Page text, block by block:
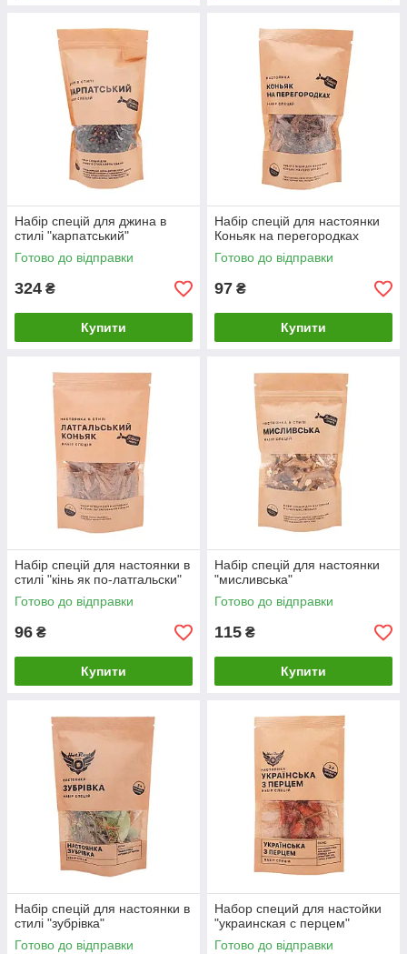
Набір спецій для джина в
стилі "карпатський"
Готово до відправки
324 ₴
Купити
Набір спецій для настоянки
Коньяк на перегородках
Готово до відправки
97 ₴
Купити
Набір спецій для настоянки в
стилі "кінь як по-латгальски"
Готово до відправки
96 ₴
Купити
Набір спецій для настоянки
"мисливська"
Готово до відправки
115 ₴
Купити
Набір спецій для настоянки в
стилі "зубрівка"
Готово до відправки
Набор специй для настойки
"украинская с перцем"
Готово до відправки